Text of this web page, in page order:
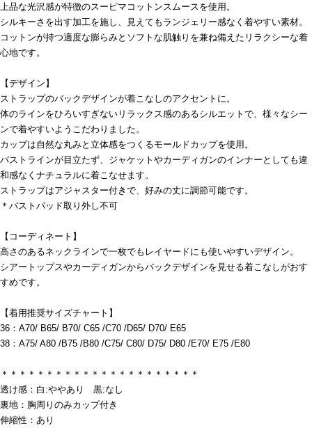
上品な光沢感が特徴のスーピマコットンスムースを使用。
シルキーさを出す加工を施し、見えてもランジェリー感なく着やすい素材。
コットンが持つ適度な膨らみとソフトな肌触りを兼ね備えたリラクシーな着
心地です。
【デザイン】
ストラップのバックデザインが着こなしのアクセントに。
体のラインをひろいすぎないリラックス感のあるシルエットで、様々なシー
ンで着やすいようこだわりました。
カップは自然な丸みと立体感をつくるモールドカップを使用。
バストラインが目立たず、ジャケットやカーディガンのインナーとしても違
和感なくナチュラルに着こなせます。
ストラップはアジャスター付きで、好みの丈に調節可能です。
＊バストパッド取り外し不可
【コーディネート】
高さのあるネックラインで一枚でもレイヤードにも使いやすいデザイン。
シアートップスやカーディガンからバックデザインを見せる着こなしがおす
すめです。
【着用推奨サイズチャート】
36：A70/ B65/ B70/ C65 /C70 /D65/ D70/ E65
38：A75/ A80 /B75 /B80 /C75/ C80/ D75/ D80 /E70/ E75 /E80
＊＊＊＊＊＊＊＊＊＊＊＊＊＊＊＊＊＊＊＊＊＊
透け感：白:ややあり 黒:なし
裏地：胸周りのみカップ付き
伸縮性：あり